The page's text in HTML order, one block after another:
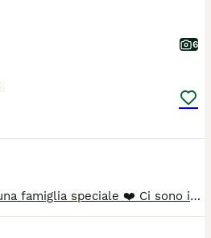
6
Nora e Nutella cercano una famiglia speciale ❤️ Ci sono incontri che aspettano solo il momento giusto per accadere. Nora, elegante Black Silver ticket e Nutella, affascinante Black Smok due splendide cucciole Maine Coon che saranno pronte a lasciare il nido dal 10 luglio. Cresciute in casa con amore e attenzioni quotidiane, sono abituate alla presenza di persone, bambini, altri gatti e cani. Hanno un carattere dolce, equilibrato e socievole, tipico di cucciole allevate in un vero ambiente familiare. Saranno affidate con: 🐾 Microchip 🐾 Vaccinazioni in regola per l'età 🐾 Sverminazioni effettuate 🐾 Pedigree 🐾 Libretto sanitario 🐾 Genitori sottoposti a test genetici per le principali patologie della razza La nostra priorità è trovare per loro famiglie responsabili e amorevoli, che sappiano apprezzare non solo la loro bellezza, ma anche il meraviglioso carattere che le contraddistingue.